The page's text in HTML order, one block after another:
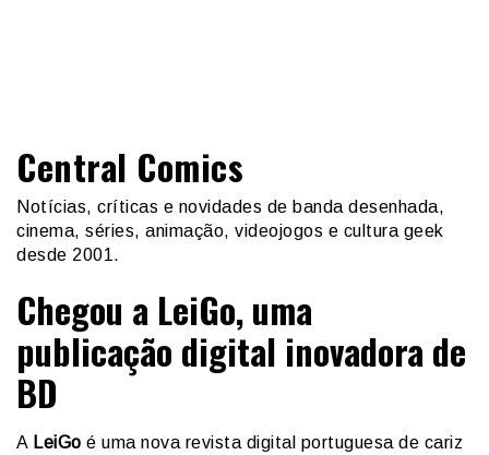
Central Comics
Notícias, críticas e novidades de banda desenhada,
cinema, séries, animação, videojogos e cultura geek
desde 2001.
Chegou a LeiGo, uma
publicação digital inovadora de
BD
A LeiGo é uma nova revista digital portuguesa de cariz